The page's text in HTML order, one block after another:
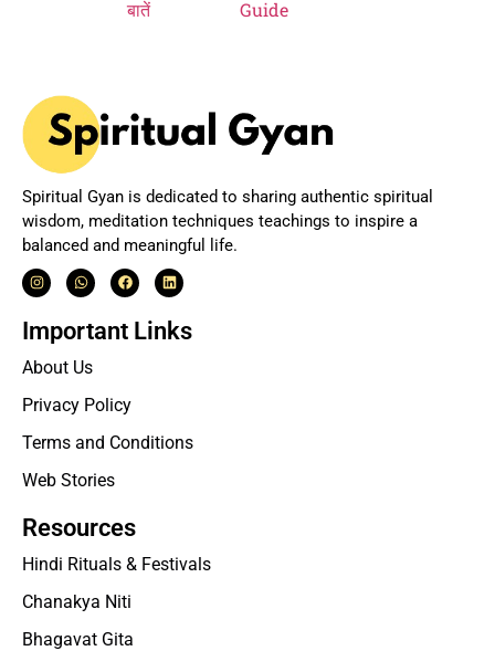
Spiritual Gyan is dedicated to sharing authentic spiritual
wisdom, meditation techniques teachings to inspire a
balanced and meaningful life.
Important Links
About Us
Privacy Policy
Terms and Conditions
Web Stories
Resources
Hindi Rituals & Festivals
Chanakya Niti
Bhagavat Gita